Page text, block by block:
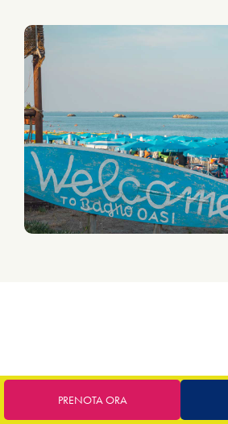
PRENOTA ORA
LE NOSTRE PISCINE
UN TUFFO RINFRESCANTE